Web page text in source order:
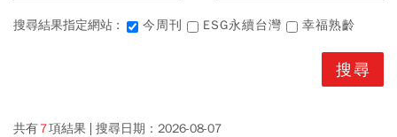
搜尋結果指定網站 : 今周刊 ESG永續台灣 幸福熟齡
共有7項結果 搜尋日期： 2026-08-07